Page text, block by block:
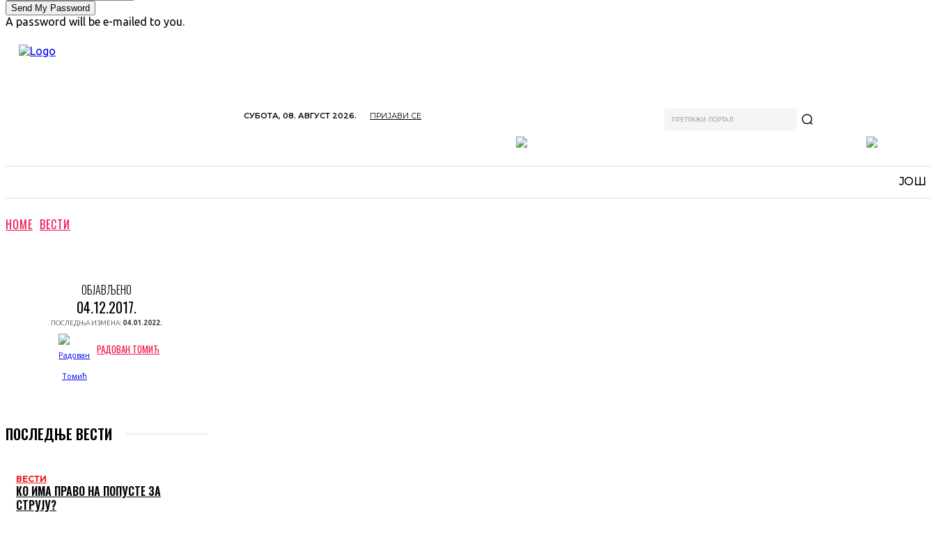
A password will be e-mailed to you.
СУБОТА, 08. АВГУСТ 2026. ПРИЈАВИ СЕ ПРЕТРАЖИ ПОРТАЛ
ЈОШ
HOME ВЕСТИ
ОБЈАВЉЕНО
04.12.2017.
ПОСЛЕДЊА ИЗМЕНА: 04.01.2022.
РАДОВАН ТОМИЋ
ПОСЛЕДЊЕ ВЕСТИ
ВЕСТИ
КО ИМА ПРАВО НА ПОПУСТЕ ЗА
СТРУЈУ?